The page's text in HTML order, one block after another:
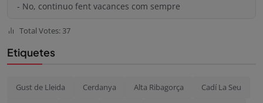
- No, continuo fent vacances com sempre
Total Votes: 37
Etiquetes
Gust de Lleida Cerdanya Alta Ribagorça Cadí La Seu